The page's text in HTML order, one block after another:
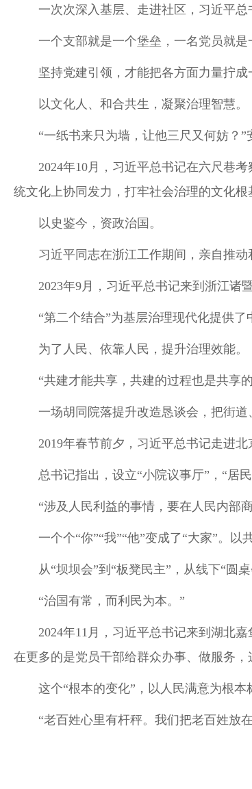
一次次深入基层、走进社区，习近平总
一个支部就是一个堡垒，一名党员就是
坚持党建引领，才能把各方面力量拧
以文化人、和合共生，凝聚治理智慧。
“一纸书来只为墙，让他三尺又何妨？”
2024年10月，习近平总书记在六尺巷
统文化上协同发力，打牢社会治理的文化根
以史鉴今，资政治国。
习近平同志在浙江工作期间，亲自推动
2023年9月，习近平总书记来到浙江诸
“第二个结合”为基层治理现代化提供
为了人民、依靠人民，提升治理效能。
“共建才能共享，共建的过程也是共享
一场胡同院落提升改造恳谈会，把街道
2019年春节前夕，习近平总书记走进
总书记指出，设立“小院议事厅”，“居
“涉及人民利益的事情，要在人民内部
一个个“你”“我”“他”变成了“大家”。
从“坝坝会”到“板凳民主”，从线下“圆
“治国有常，而利民为本。”
2024年11月，习近平总书记来到湖北
在更多的是党员干部给群众办事、做服务，
这个“根本的变化”，以人民满意为根本
“老百姓心里有杆秤。我们把老百姓放